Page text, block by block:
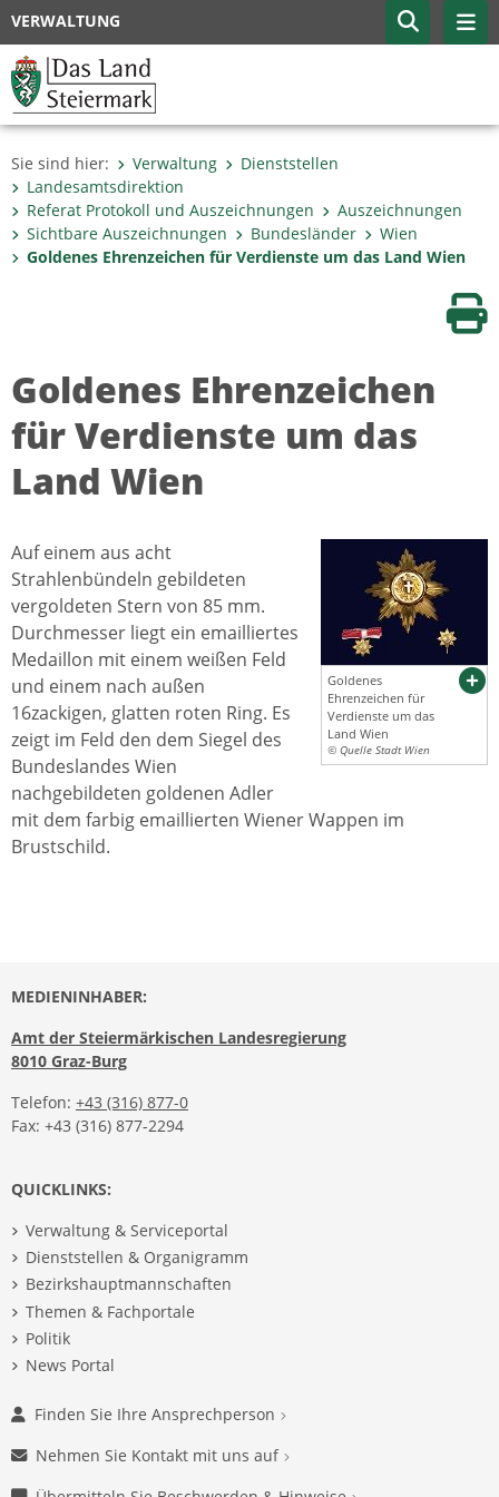
VERWALTUNG
Sie sind hier: Verwaltung
Dienststellen
Landesamtsdirektion
Referat Protokoll und Auszeichnungen
Auszeichnungen
Sichtbare Auszeichnungen
Bundesländer
Wien
Goldenes Ehrenzeichen für Verdienste um das Land Wien
Goldenes Ehrenzeichen
für Verdienste um das
Land Wien
Goldenes
Ehrenzeichen für
Verdienste um das
Land Wien
© Quelle Stadt Wien
Auf einem aus acht
Strahlenbündeln gebildeten
vergoldeten Stern von 85 mm.
Durchmesser liegt ein emailliertes
Medaillon mit einem weißen Feld
und einem nach außen
16zackigen, glatten roten Ring. Es
zeigt im Feld den dem Siegel des
Bundeslandes Wien
nachgebildeten goldenen Adler
mit dem farbig emaillierten Wiener Wappen im
Brustschild.
MEDIENINHABER:
Amt der Steiermärkischen Landesregierung
8010 Graz-Burg
Telefon: +43 (316) 877-0
Fax: +43 (316) 877-2294
QUICKLINKS:
Verwaltung & Serviceportal
Dienststellen & Organigramm
Bezirkshauptmannschaften
Themen & Fachportale
Politik
News Portal
Finden Sie Ihre Ansprechperson
Nehmen Sie Kontakt mit uns auf